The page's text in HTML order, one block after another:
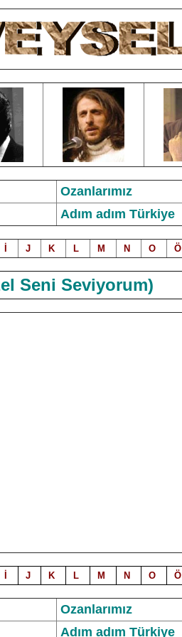
Ozanlarımız
Adım adım Türkiye
J K L M N O Ö
Seni Seviyorum)
J K L M N O Ö
Ozanlarımız
Adım adım Türkiye